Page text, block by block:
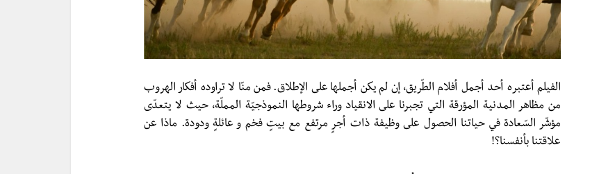
الفيلم أعتبره أحد أجمل أفلام الطّريق، إن لم يكن أجملها على الإطلاق. فمن منّا لا تراوده أفكار الهروب
من مظاهر المدنية المؤرقة التي تجبرنا على الانقياد وراء شروطها النموذجيّة المملّة، حيث لا يتعدّى
مؤشّر السّعادة في حياتنا الحصول على وظيفة ذات أجرٍ مرتفع مع بيتٍ فخم و عائلةٍ ودودة. ماذا عن
علاقتنا بأنفسنا؟!